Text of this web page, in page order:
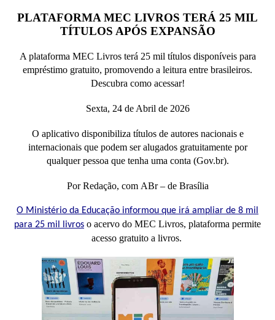
PLATAFORMA MEC LIVROS TERÁ 25 MIL
TÍTULOS APÓS EXPANSÃO
A plataforma MEC Livros terá 25 mil títulos disponíveis para
empréstimo gratuito, promovendo a leitura entre brasileiros.
Descubra como acessar!
Sexta, 24 de Abril de 2026
O aplicativo disponibiliza títulos de autores nacionais e
internacionais que podem ser alugados gratuitamente por
qualquer pessoa que tenha uma conta (Gov.br).
Por Redação, com ABr – de Brasília
O Ministério da Educação informou que irá ampliar de 8 mil
para 25 mil livros o acervo do MEC Livros, plataforma permite
acesso gratuito a livros.